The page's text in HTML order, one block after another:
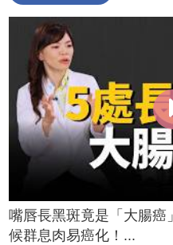
嘴唇長黑斑竟是「大腸癌
候群息肉易癌化！...